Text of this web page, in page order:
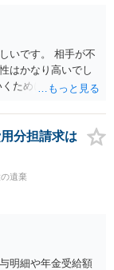
いです。 相手が不
はかなり高いでし
ためにも弁護士委
分担請求は
遺棄
明細や年金受給額